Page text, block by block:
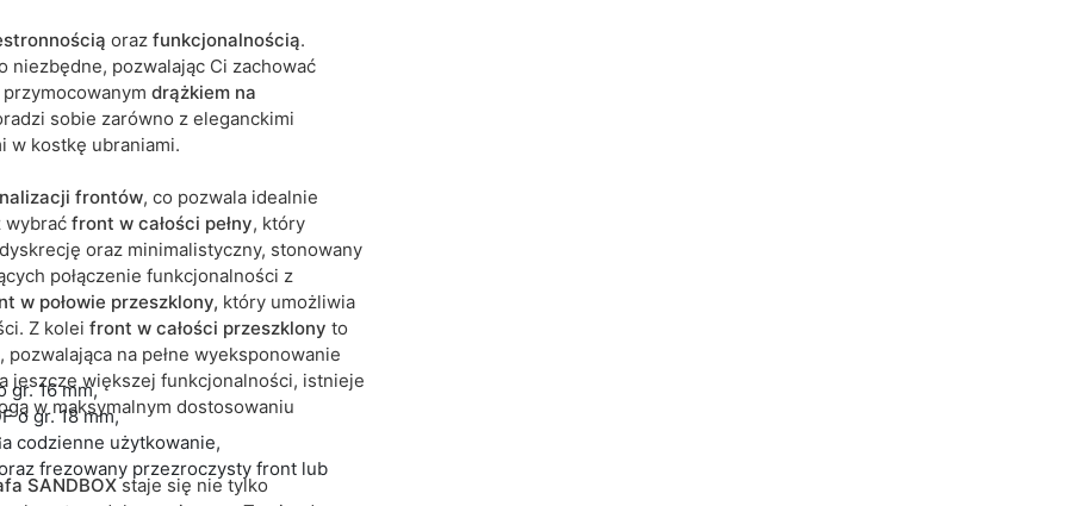
10 dni roboczych
są tolerancje wymiarowe na poziomie +/- 2–3
oraz funkcjonalnością.
niezbędne, pozwalając Ci zachować
przymocowanym drążkiem na
sobie zarówno z eleganckimi
w kostkę ubraniami.
frontów, co pozwala idealnie
wybrać front w całości pełny, który
oraz minimalistyczny, stonowany
połączenie funkcjonalności z
w połowie przeszklony, który umożliwia
Z kolei front w całości przeszklony to
na pełne wyeksponowanie
jeszcze większej funkcjonalności, istnieje
w maksymalnym dostosowaniu
SANDBOXstaje się nie tylko
gr. 16 mm,
o gr. 18 mm,
codzienne użytkowanie,
frezowany przezroczysty front lub